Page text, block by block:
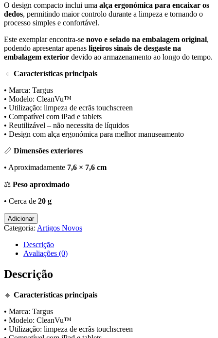
O design compacto inclui uma alça ergonómica para encaixar os
dedos, permitindo maior controlo durante a limpeza e tornando o
processo simples e confortável.
Este exemplar encontra-se novo e selado na embalagem original,
podendo apresentar apenas ligeiros sinais de desgaste na
embalagem exterior devido ao armazenamento ao longo do tempo.
🔹 Características principais
• Marca: Targus
• Modelo: CleanVu™
• Utilização: limpeza de ecrãs touchscreen
• Compatível com iPad e tablets
• Reutilizável – não necessita de líquidos
• Design com alça ergonómica para melhor manuseamento
📏 Dimensões exteriores
• Aproximadamente 7,6 × 7,6 cm
⚖ Peso aproximado
• Cerca de 20 g
Quantidade
de
Limpeza
CleanVu
para
e
Touchscreen
–
Novo
Adicionar
Categoria: Artigos Novos
Descrição
Avaliações (0)
Descrição
🔹 Características principais
• Marca: Targus
• Modelo: CleanVu™
• Utilização: limpeza de ecrãs touchscreen